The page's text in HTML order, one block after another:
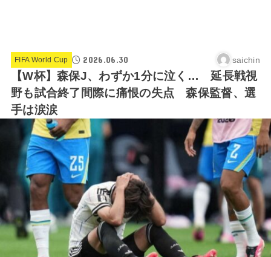
FIFA World Cup 2026.06.30 saichin
【W杯】森保J、わずか1分に泣く… 延長戦視
野も試合終了間際に痛恨の失点 森保監督、選
手は涙涙